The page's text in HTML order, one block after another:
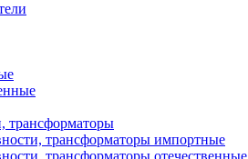
трансформаторы
трансформаторы импортные
трансформаторы отечественные